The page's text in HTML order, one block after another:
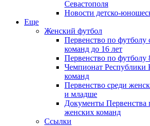
Севастополя
Новости детско-
Еще
Женский футбол
Первенство по футболу
команд до 16 лет
Первенство по футболу
Чемпионат
команд
Первенство среди
и младше
Документы Первенства
женских команд
Ссылки